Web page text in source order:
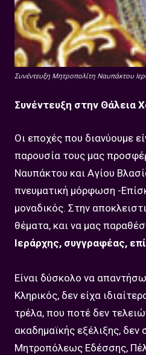
Συνέντευξη Μητροπολίτη Ναυπάκτου
Συνέντευξη στην Θάλεια
Οι εποχές που διανύουμε
παρουσία τους μας
Ναυπάκτου και Αγίου
πνευματική μόρφωση -
μοναδικός. Στην
θέματα, και να μας
Ιεράρχης, συγγραφέας,
Είναι δύσκολο να
Κληρικός, δεν είχα
τρέλα, που ποτέ δεν
ακαδημαϊκής εξέλιξης,
Μητροπόλεως Εδέσσης,